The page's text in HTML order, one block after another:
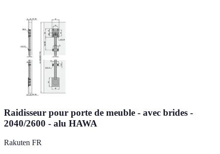
Raidisseur pour porte de meuble - avec brides -
2040/2600 - alu HAWA
Rakuten FR